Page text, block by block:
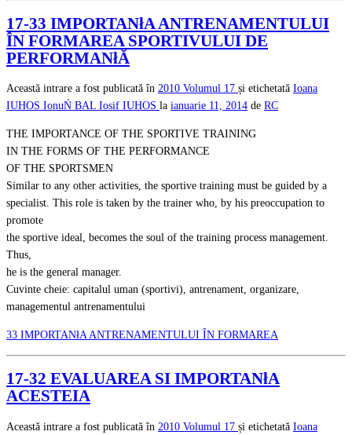
17-33 IMPORTANłA ANTRENAMENTULUI
ÎN FORMAREA SPORTIVULUI DE
PERFORMANłĂ
Această intrare a fost publicată în 2010 Volumul 17 și etichetată Ioana
IUHOS IonuŃ BAL Iosif IUHOS la ianuarie 11, 2014 de RC
THE IMPORTANCE OF THE SPORTIVE TRAINING
IN THE FORMS OF THE PERFORMANCE
OF THE SPORTSMEN
Similar to any other activities, the sportive training must be guided by a
specialist. This role is taken by the trainer who, by his preoccupation to
promote
the sportive ideal, becomes the soul of the training process management.
Thus,
he is the general manager.
Cuvinte cheie: capitalul uman (sportivi), antrenament, organizare,
managementul antrenamentului
33 IMPORTANłA ANTRENAMENTULUI ÎN FORMAREA
17-32 EVALUAREA SI IMPORTANłA
ACESTEIA
Această intrare a fost publicată în 2010 Volumul 17 și etichetată Ioana